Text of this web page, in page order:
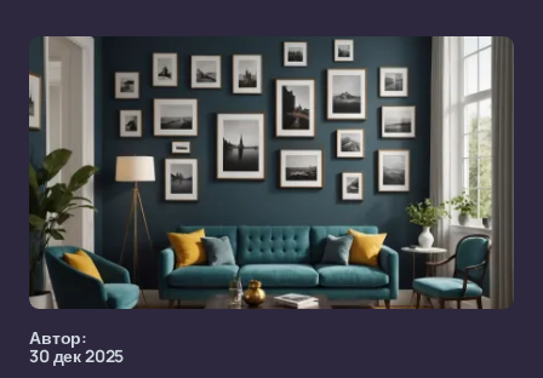
Автор:
30 дек 2025